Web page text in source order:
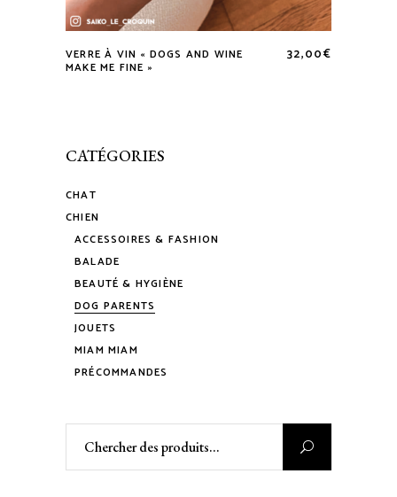
VERRE À VIN « DOGS AND WINE
MAKE ME FINE »
32,00€
CATÉGORIES
CHAT
CHIEN
ACCESSOIRES & FASHION
BALADE
BEAUTÉ & HYGIÈNE
DOG PARENTS
JOUETS
MIAM MIAM
PRÉCOMMANDES